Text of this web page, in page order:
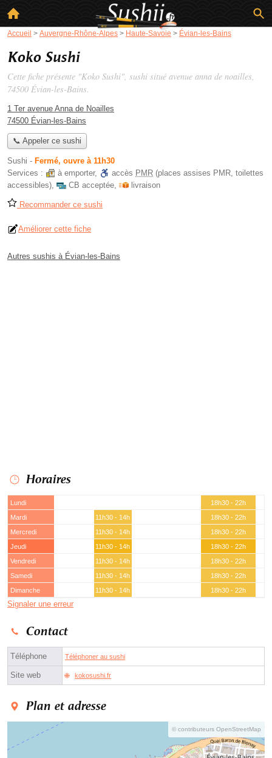
Accueil > Auvergne-Rhône-Alpes > Haute-Savoie > Évian-les-Bains
Koko Sushi
Cette fiche présente "Koko Sushi", sushi situé avenue anna de noailles,
74500 Évian-les-Bains.
1 Ter avenue Anna de Noailles
74500 Évian-les-Bains
📞 Appeler ce sushi
Sushi - Fermé, ouvre à 11h30
Services :
à emporter, accès PMR (places assises PMR, toilettes
accessibles), CB acceptée, livraison
Recommander ce sushi
Améliorer cette fiche
Autres sushis à Évian-les-Bains
Horaires
Lundi
18h30 - 22h
Mardi
11h30 - 14h
18h30 - 22h
Mercredi
11h30 - 14h
18h30 - 22h
Jeudi
11h30 - 14h
18h30 - 22h
Vendredi
11h30 - 14h
18h30 - 22h
Samedi
11h30 - 14h
18h30 - 22h
Dimanche
11h30 - 14h 18h30 - 22h
Signaler une erreur
Contact
Téléphone Téléphoner au sushi
Site web kokosushi.fr
Plan et adresse
© contributeurs OpenStreetMap